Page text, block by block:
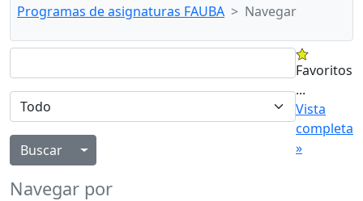
Programas de asignaturas FAUBA Navegar
Alternar menú desplegable
Favoritos
...
Vista
completa
»
Navegar por